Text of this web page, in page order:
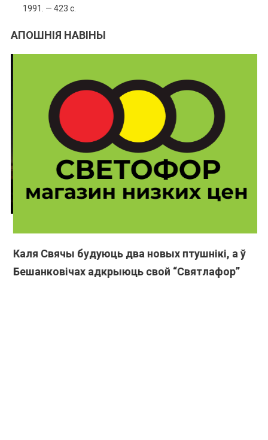
1991. — 423 с.
АПОШНІЯ НАВІНЫ
Каля Свячы будуюць два новых птушнікі, а ў
Бешанковічах адкрыюць свой “Святлафор”